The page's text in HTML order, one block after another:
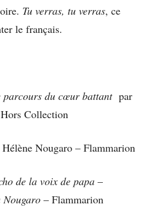
Tu verras, tu verras, ce
le français.
parcours du cœur battant par
Collection
Nougaro – Flammarion
de la voix de papa –
Nougaro – Flammarion